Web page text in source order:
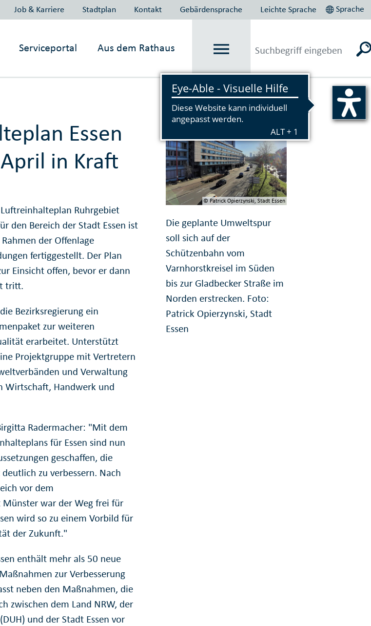
Job & Karriere Stadtplan Kontakt Gebärdensprache Leichte Sprache Sprache
Serviceportal Aus dem Rathaus
Vorlesen
Essen
in Kraft
Ruhrgebiet
den Bereich der Stadt Essen ist
der Offenlage
fertiggestellt. Der Plan
Einsicht offen, bevor er dann
tritt.
Bezirksregierung ein
zur weiteren
erarbeitet. Unterstützt
Projektgruppe mit Vertretern
und Verwaltung
Wirtschaft, Handwerk und
Radermacher: "Mit dem
für Essen sind nun
geschaffen, die
zu verbessern. Nach
vor dem
war der Weg frei für
wird so zu einem Vorbild für
der Zukunft."
enthält mehr als 50 neue
zur Verbesserung
neben den Maßnahmen, die
zwischen dem Land NRW, der
und der Stadt Essen vor
© Patrick Opierzynski, Stadt Essen
Die geplante Umweltspur
soll sich auf der
Schützenbahn vom
Varnhorstkreisel im Süden
bis zur Gladbecker Straße im
Norden erstrecken. Foto:
Patrick Opierzynski, Stadt
Essen